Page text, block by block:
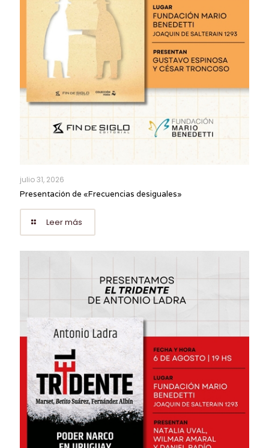
julio 31, 2026
Presentación de «Frecuencias desiguales»
Leer más